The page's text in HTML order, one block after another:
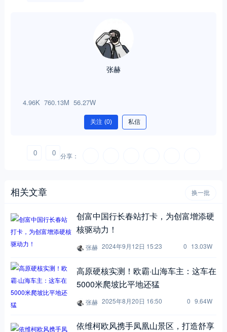
张赫
4.96K 760.13M 56.27W
关注 (0) 私信
0 0 分享：
相关文章 换一批
创富中国行长春站打卡，为创富增添硬
核驱动力！
张赫 2024年9月12日 15:23 0 13.03W
高原硬核实测！欧霸·山海车主：这车在
5000米爬坡比平地还猛
张赫 2025年8月20日 16:50 0 9.64W
依维柯欧风携手凤凰山景区，打造舒享